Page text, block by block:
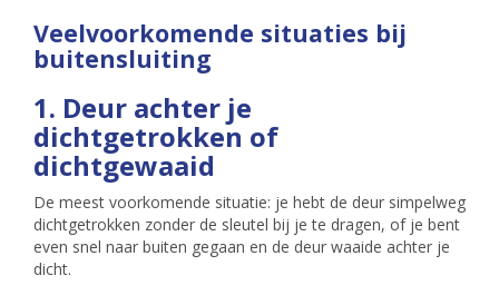
Veelvoorkomende situaties bij
buitensluiting
1. Deur achter je
dichtgetrokken of
dichtgewaaid
De meest voorkomende situatie: je hebt de deur simpelweg
dichtgetrokken zonder de sleutel bij je te dragen, of je bent
even snel naar buiten gegaan en de deur waaide achter je
dicht.